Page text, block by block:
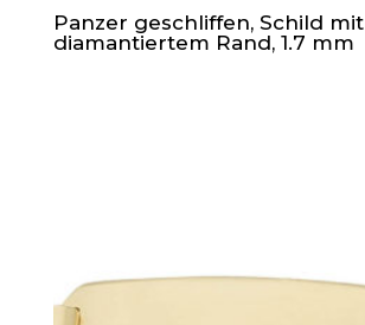
Panzer geschliffen, Schild mit
diamantiertem Rand, 1.7 mm